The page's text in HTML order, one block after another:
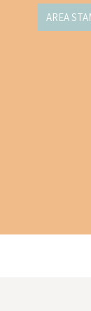
AREA